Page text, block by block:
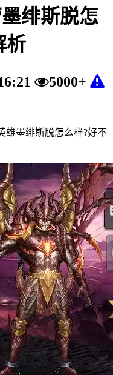
绯斯脱怎
析
5000+
雄墨绯斯脱怎么样?好不